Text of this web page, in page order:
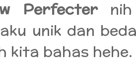
Perfecternih
unik dan
kita bahas hehe.